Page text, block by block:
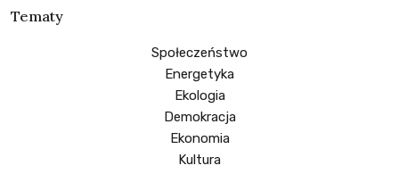
Tematy
Społeczeństwo
Energetyka
Ekologia
Demokracja
Ekonomia
Kultura